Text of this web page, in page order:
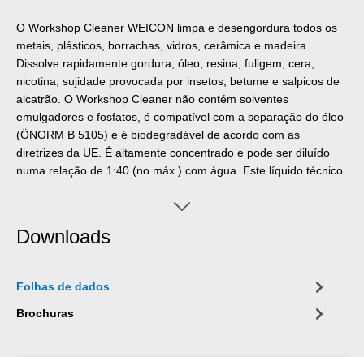
O Workshop Cleaner WEICON limpa e desengordura todos os
metais, plásticos, borrachas, vidros, cerâmica e madeira.
Dissolve rapidamente gordura, óleo, resina, fuligem, cera,
nicotina, sujidade provocada por insetos, betume e salpicos de
alcatrão. O Workshop Cleaner não contém solventes
emulgadores e fosfatos, é compatível com a separação do óleo
(ÖNORM B 5105) e é biodegradável de acordo com as
diretrizes da UE. É altamente concentrado e pode ser diluído
numa relação de 1:40 (no máx.) com água. Este líquido técnico
ser utilizado na limpeza manual, ser aplicado em equipamentos
embalagens de pulverização (por ex. Pulverizador de Bomba
Downloads
Folhas de dados
Brochuras